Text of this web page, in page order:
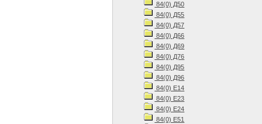
84(0) Д50
84(0) Д55
84(0) Д57
84(0) Д66
84(0) Д69
84(0) Д76
84(0) Д95
84(0) Д96
84(0) Е14
84(0) Е23
84(0) Е24
84(0) Е51